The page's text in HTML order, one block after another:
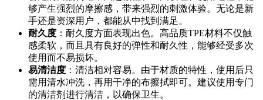
够产生强烈的摩擦感，带来强烈的刺激体验。无论是新
手还是资深用户，都能从中找到满足。
耐久度 ：耐久度方面表现出色。高品质TPE材料不仅触
感柔软，而且具有良好的弹性和耐久性，能够经受多次
使用而不易损坏。
易清洁度 ：清洁相对容易。由于材质的特性，使用后只
需用清水冲洗，再用干净的布擦拭即可。建议使用专门
的清洁剂进行清洁，以确保卫生。